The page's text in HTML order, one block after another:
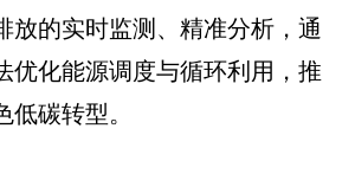
放的实时监测、精准分析，通
优化能源调度与循环利用，推
碳转型。